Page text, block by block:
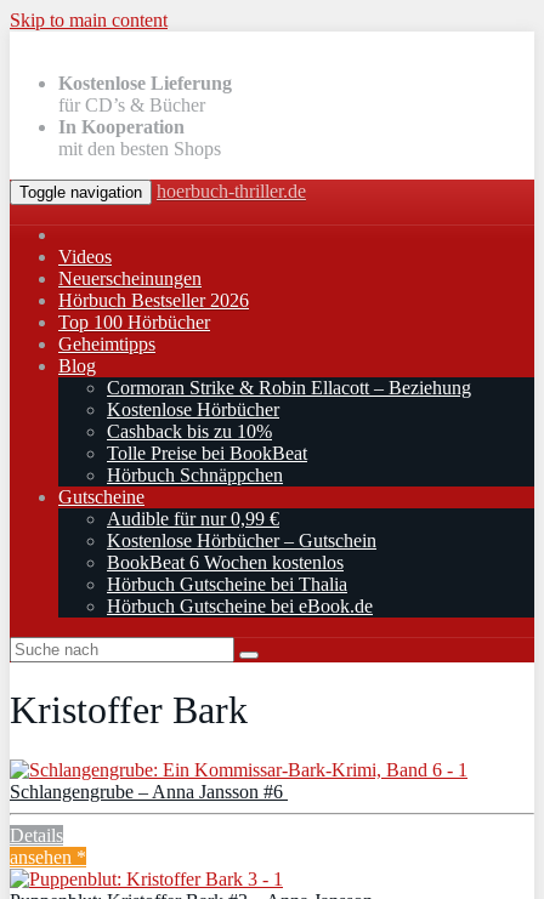
Skip to main content
Kostenlose Lieferung
für CD’s & Bücher
In Kooperation
mit den besten Shops
Toggle navigation hoerbuch-thriller.de
Videos
Neuerscheinungen
Hörbuch Bestseller 2026
Top 100 Hörbücher
Geheimtipps
Blog
Cormoran Strike & Robin Ellacott – Beziehung
Kostenlose Hörbücher
Cashback bis zu 10%
Tolle Preise bei BookBeat
Hörbuch Schnäppchen
Gutscheine
Audible für nur 0,99 €
Kostenlose Hörbücher – Gutschein
BookBeat 6 Wochen kostenlos
Hörbuch Gutscheine bei Thalia
Hörbuch Gutscheine bei eBook.de
Kristoffer Bark
Schlangengrube – Anna Jansson #6
Details
ansehen *